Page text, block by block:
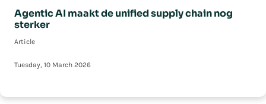
Agentic AI maakt de unified supply chain nog
sterker
Article
Tuesday, 10 March 2026